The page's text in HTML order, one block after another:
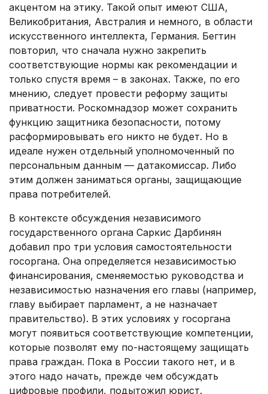
акцентом на этику. Такой опыт имеют США,
Великобритания, Австралия и немного, в области
искусственного интеллекта, Германия. Бегтин
повторил, что сначала нужно закрепить
соответствующие нормы как рекомендации и
только спустя время – в законах. Также, по его
мнению, следует провести реформу защиты
приватности. Роскомнадзор может сохранить
функцию защитника безопасности, потому
расформировывать его никто не будет. Но в
идеале нужен отдельный уполномоченный по
персональным данным — датакомиссар. Либо
этим должен заниматься органы, защищающие
права потребителей.
В контексте обсуждения независимого
государственного органа Саркис Дарбинян
добавил про три условия самостоятельности
госоргана. Она определяется независимостью
финансирования, сменяемостью руководства и
независимостью назначения его главы (например,
главу выбирает парламент, а не назначает
правительство). В этих условиях у госоргана
могут появиться соответствующие компетенции,
которые позволят ему по-настоящему защищать
права граждан. Пока в России такого нет, и в
этого надо начать, прежде чем обсуждать
цифровые профили, подытожил юрист.